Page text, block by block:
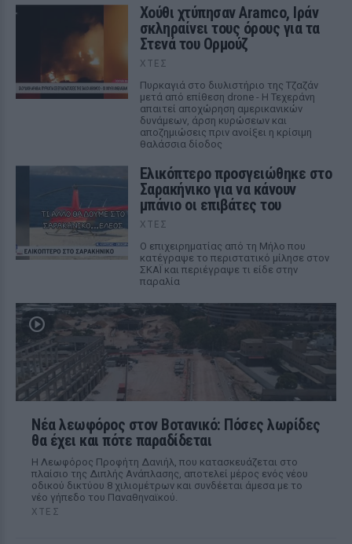
Χούθι χτύπησαν Aramco, Ιράν
σκληραίνει τους όρους για τα
Στενά του Ορμούζ
ΧΤΕΣ
Πυρκαγιά στο διυλιστήριο της Τζαζάν
μετά από επίθεση drone - Η Τεχεράνη
απαιτεί αποχώρηση αμερικανικών
δυνάμεων, άρση κυρώσεων και
αποζημιώσεις πριν ανοίξει η κρίσιμη
θαλάσσια δίοδος
Ελικόπτερο προσγειώθηκε στο
Σαρακήνικο για να κάνουν
μπάνιο οι επιβάτες του
ΧΤΕΣ
Ο επιχειρηματίας από τη Μήλο που
κατέγραψε το περιστατικό μίλησε στον
ΣΚΑΪ και περιέγραψε τι είδε στην
παραλία
Νέα λεωφόρος στον Βοτανικό: Πόσες λωρίδες
θα έχει και πότε παραδίδεται
Η Λεωφόρος Προφήτη Δανιήλ, που κατασκευάζεται στο
πλαίσιο της Διπλής Ανάπλασης, αποτελεί μέρος ενός νέου
οδικού δικτύου 8 χιλιομέτρων και συνδέεται άμεσα με το
νέο γήπεδο του Παναθηναϊκού.
ΧΤΕΣ